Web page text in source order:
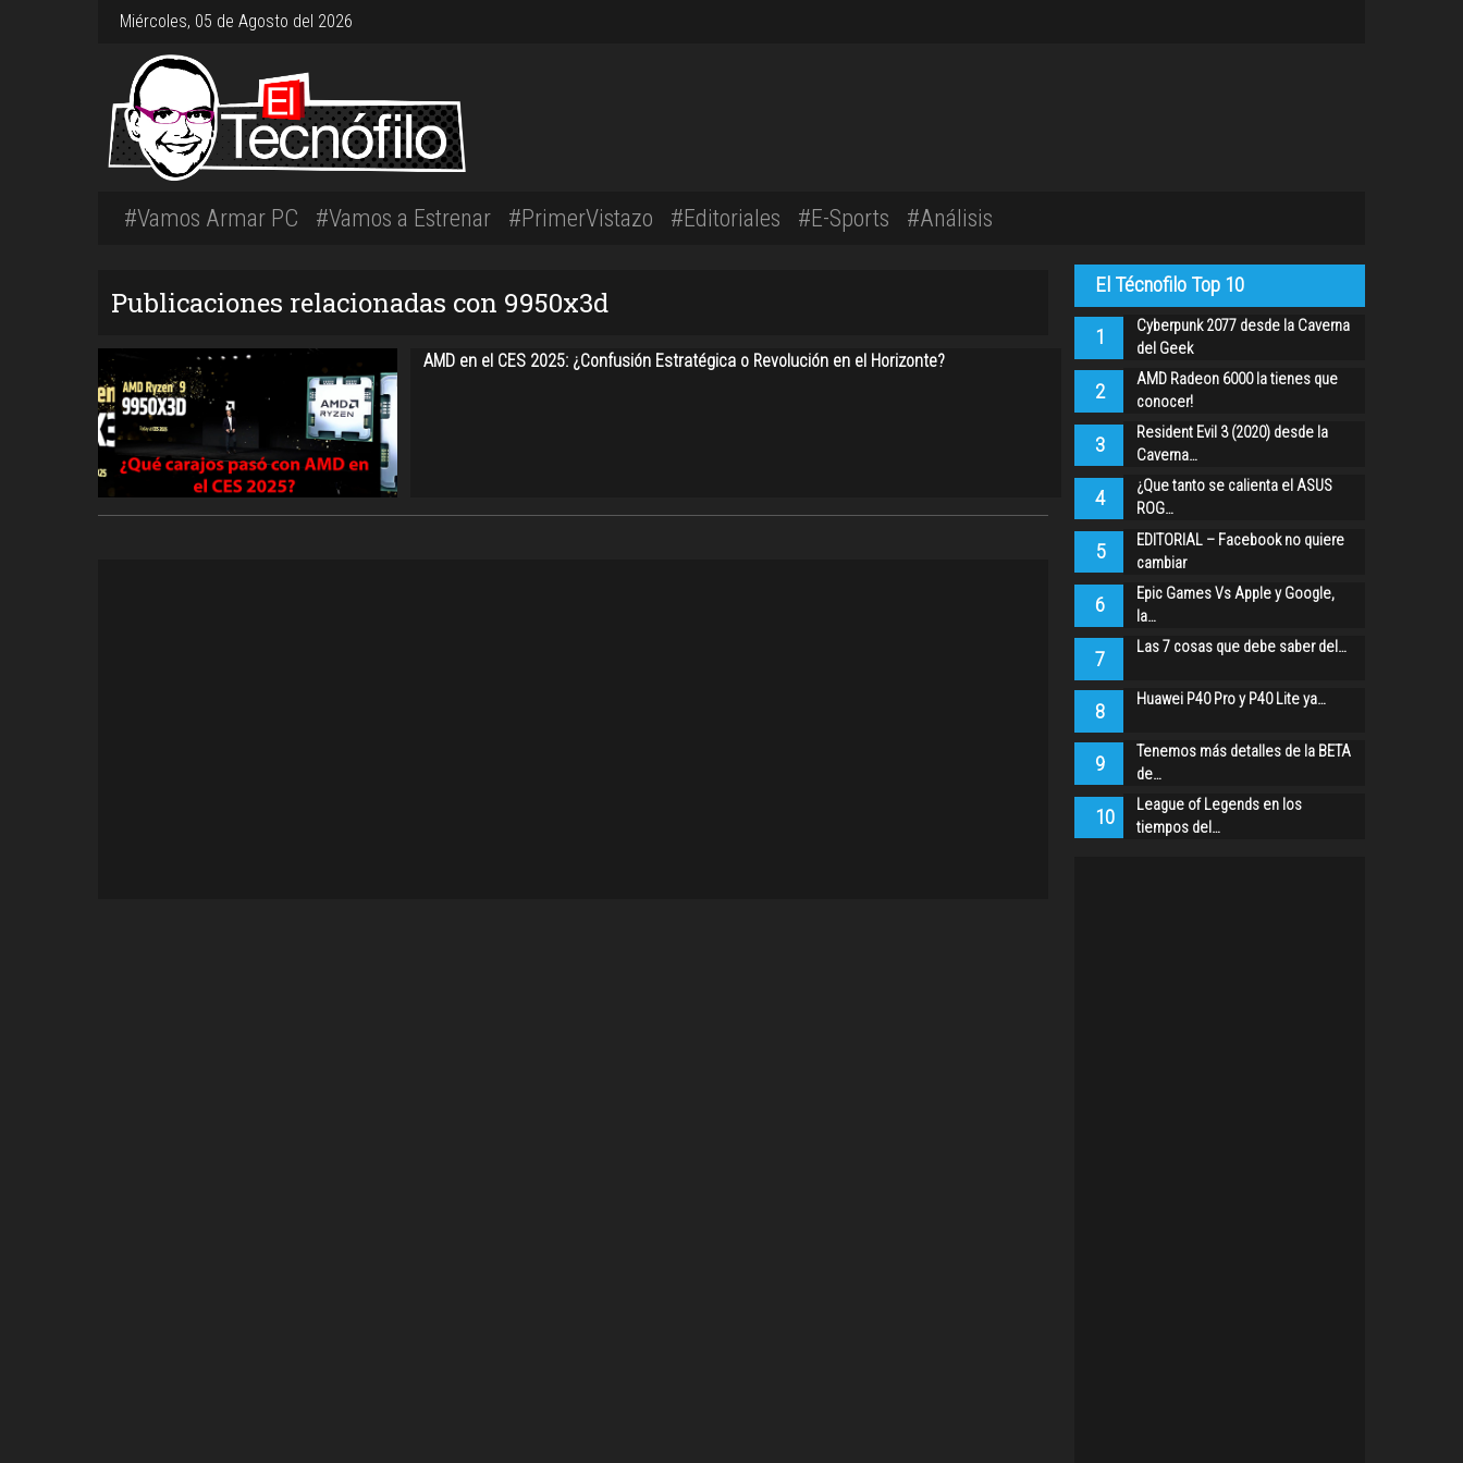
Miércoles, 05 de Agosto del 2026
#Vamos Armar PC #Vamos a Estrenar #PrimerVistazo #Editoriales #E-Sports #Análisis
Publicaciones relacionadas con 9950x3d
AMD en el CES 2025: ¿Confusión Estratégica o Revolución en el Horizonte?
El Técnofilo Top 10
1
Cyberpunk 2077 desde la Caverna
del Geek
2
AMD Radeon 6000 la tienes que
conocer!
3
Resident Evil 3 (2020) desde la
Caverna…
4
¿Que tanto se calienta el ASUS
ROG…
5
EDITORIAL – Facebook no quiere
cambiar
6
Epic Games Vs Apple y Google,
la…
7 Las 7 cosas que debe saber del…
8 Huawei P40 Pro y P40 Lite ya…
9
Tenemos más detalles de la BETA
de…
10
League of Legends en los
tiempos del…